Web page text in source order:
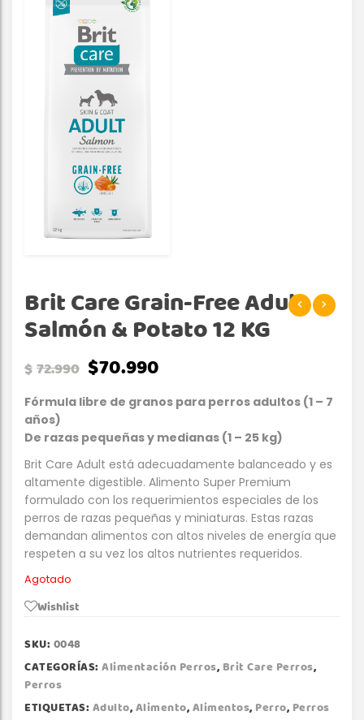
Brit Care Grain-Free Adult
Salmón & Potato 12 KG
$72.990 $70.990
Fórmula libre de granos para perros adultos (1 – 7
años)
De razas pequeñas y medianas (1 – 25 kg)
Brit Care Adult está adecuadamente balanceado y es
altamente digestible. Alimento Super Premium
formulado con los requerimientos especiales de los
perros de razas pequeñas y miniaturas. Estas razas
demandan alimentos con altos niveles de energía que
respeten a su vez los altos nutrientes requeridos.
Agotado
Wishlist
SKU: 0048
CATEGORÍAS: Alimentación Perros, Brit Care Perros,
Perros
ETIQUETAS: Adulto,Alimento,Alimentos, Perro, Perros